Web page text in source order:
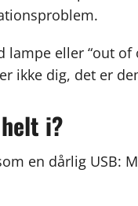
eller “out of
ikke dig, det er
i?
en dårlig USB: